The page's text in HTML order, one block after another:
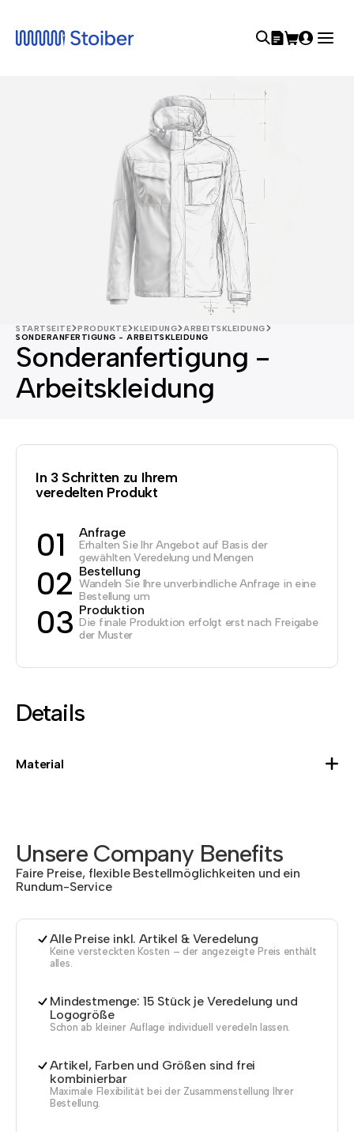
STARTSEITE PRODUKTE KLEIDUNG
ARBEITSKLEIDUNG
SONDERANFERTIGUNG - ARBEITSKLEIDUNG
Sonderanfertigung -
Arbeitskleidung
In 3 Schritten zu Ihrem
veredelten Produkt
01 Anfrage
Erhalten Sie Ihr Angebot auf Basis der
gewählten Veredelung und Mengen
02 Bestellung
Wandeln Sie Ihre unverbindliche Anfrage in eine
Bestellung um
03 Produktion
Die finale Produktion erfolgt erst nach Freigabe
der Muster
Details
Material
Unsere Company Benefits
Faire Preise, flexible Bestellmöglichkeiten und ein
Rundum-Service
Alle Preise inkl. Artikel & Veredelung
Keine versteckten Kosten – der angezeigte Preis enthält
alles.
Mindestmenge: 15 Stück je Veredelung und
Logogröße
Schon ab kleiner Auflage individuell veredeln lassen.
Artikel, Farben und Größen sind frei
kombinierbar
Maximale Flexibilität bei der Zusammenstellung Ihrer
Bestellung.